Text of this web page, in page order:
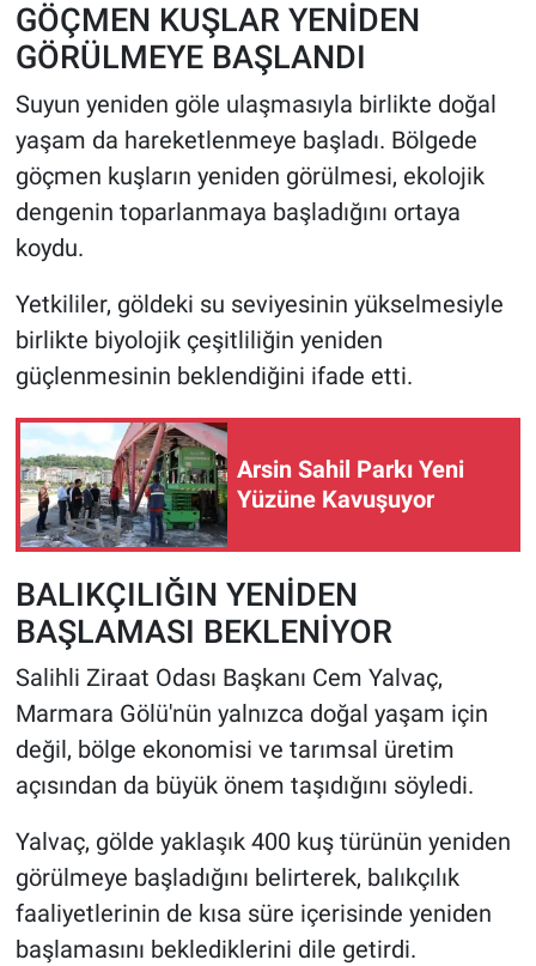
GÖÇMEN KUŞLAR YENİDEN
GÖRÜLMEYE BAŞLANDI
Suyun yeniden göle ulaşmasıyla birlikte doğal
yaşam da hareketlenmeye başladı. Bölgede
göçmen kuşların yeniden görülmesi, ekolojik
dengenin toparlanmaya başladığını ortaya
koydu.
Yetkililer, göldeki su seviyesinin yükselmesiyle
birlikte biyolojik çeşitliliğin yeniden
güçlenmesinin beklendiğini ifade etti.
Arsin Sahil Parkı Yeni
Yüzüne Kavuşuyor
BALIKÇILIĞIN YENİDEN
BAŞLAMASI BEKLENİYOR
Salihli Ziraat Odası Başkanı Cem Yalvaç,
Marmara Gölü'nün yalnızca doğal yaşam için
değil, bölge ekonomisi ve tarımsal üretim
açısından da büyük önem taşıdığını söyledi.
Yalvaç, gölde yaklaşık 400 kuş türünün yeniden
görülmeye başladığını belirterek, balıkçılık
faaliyetlerinin de kısa süre içerisinde yeniden
başlamasını beklediklerini dile getirdi.